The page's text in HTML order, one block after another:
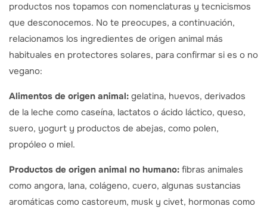
productos nos topamos con nomenclaturas y tecnicismos
que desconocemos. No te preocupes, a continuación,
relacionamos los ingredientes de origen animal más
habituales en protectores solares, para confirmar si es o no
vegano:
Alimentos de origen animal: gelatina, huevos, derivados
de la leche como caseína, lactatos o ácido láctico, queso,
suero, yogurt y productos de abejas, como polen,
propóleo o miel.
Productos de origen animal no humano: fibras animales
como angora, lana, colágeno, cuero, algunas sustancias
aromáticas como castoreum, musk y civet, hormonas como